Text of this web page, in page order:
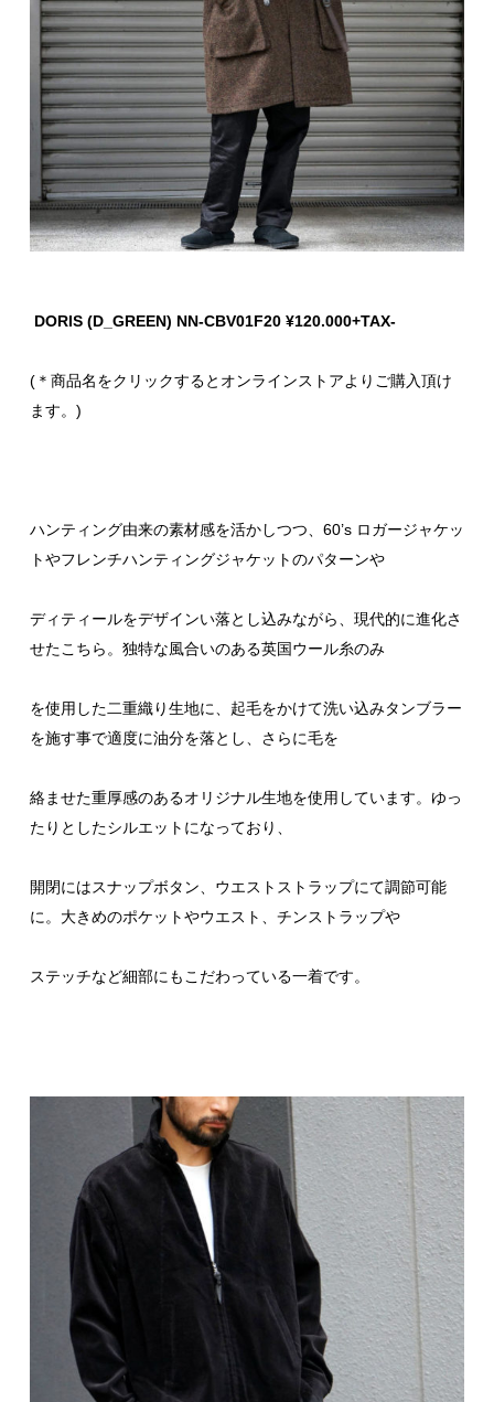
DORIS (D_GREEN) NN-CBV01F20 ¥120.000+TAX-
(＊商品名をクリックするとオンラインストアよりご購入頂け
ます。)
ハンティング由来の素材感を活かしつつ、60’s ロガージャケッ
トやフレンチハンティングジャケットのパターンや
ディティールをデザインい落とし込みながら、現代的に進化さ
せたこちら。独特な風合いのある英国ウール糸のみ
を使用した二重織り生地に、起毛をかけて洗い込みタンブラー
を施す事で適度に油分を落とし、さらに毛を
絡ませた重厚感のあるオリジナル生地を使用しています。ゆっ
たりとしたシルエットになっており、
開閉にはスナップボタン、ウエストストラップにて調節可能
に。大きめのポケットやウエスト、チンストラップや
ステッチなど細部にもこだわっている一着です。